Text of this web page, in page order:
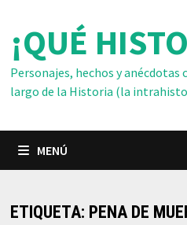
contenido
¡QUÉ
Personajes, hechos y anécdotas
largo de la Historia (la
MENÚ
ETIQUETA: PENA DE